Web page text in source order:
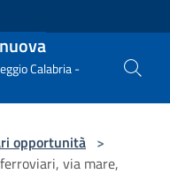
Calabria -
opportunità >
via mare,